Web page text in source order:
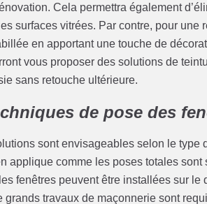
Cela permettra également
surfaces vitrées. Par contre, pour
en apportant une touche de
vous proposer des solutions de
sans retouche ultérieure.
de pose des
sont envisageables selon le type
applique comme les poses totales
fenêtres peuvent être installées sur
grands travaux de maçonnerie sont